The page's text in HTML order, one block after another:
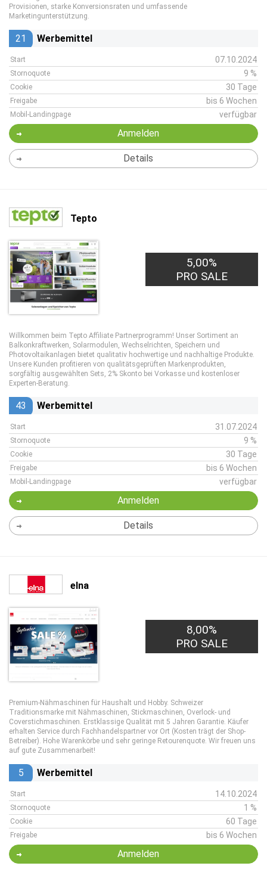
Provisionen, starke Konversionsraten und umfassende
Marketingunterstützung.
21 Werbemittel
Start 07.10.2024
Stornoquote 9 %
Cookie 30 Tage
Freigabe bis 6 Wochen
Mobil-Landingpage verfügbar
Anmelden
Details
Tepto
5,00%
PRO SALE
Willkommen beim Tepto Affiliate Partnerprogramm! Unser Sortiment an
Balkonkraftwerken, Solarmodulen, Wechselrichten, Speichern und
Photovoltaikanlagen bietet qualitativ hochwertige und nachhaltige Produkte.
Unsere Kunden profitieren von qualitätsgeprüften Markenprodukten,
sorgfältig ausgewählten Sets, 2% Skonto bei Vorkasse und kostenloser
Experten-Beratung.
43 Werbemittel
Start 31.07.2024
Stornoquote 9 %
Cookie 30 Tage
Freigabe bis 6 Wochen
Mobil-Landingpage verfügbar
Anmelden
Details
elna
8,00%
PRO SALE
Premium-Nähmaschinen für Haushalt und Hobby. Schweizer
Traditionsmarke mit Nähmaschinen, Stickmaschinen, Overlock- und
Coverstichmaschinen. Erstklassige Qualität mit 5 Jahren Garantie. Käufer
erhalten Service durch Fachhandelspartner vor Ort (Kosten trägt der Shop-
Betreiber). Hohe Warenkörbe und sehr geringe Retourenquote. Wir freuen uns
auf gute Zusammenarbeit!
5 Werbemittel
Start 14.10.2024
Stornoquote 1 %
Cookie 60 Tage
Freigabe bis 6 Wochen
Anmelden